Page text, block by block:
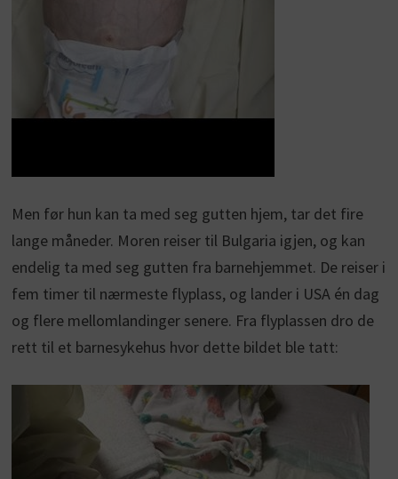
Men før hun kan ta med seg gutten hjem, tar det fire
lange måneder. Moren reiser til Bulgaria igjen, og kan
endelig ta med seg gutten fra barnehjemmet. De reiser i
fem timer til nærmeste flyplass, og lander i USA én dag
og flere mellomlandinger senere. Fra flyplassen dro de
rett til et barnesykehus hvor dette bildet ble tatt: